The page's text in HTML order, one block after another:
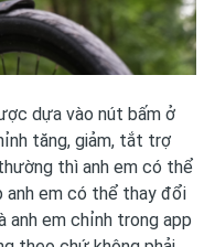
dựa vào nút bấm ở
tăng, giảm, tắt trợ
thì anh em có thể
em có thể thay đổi
anh em chỉnh trong app